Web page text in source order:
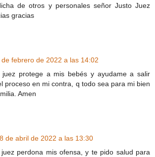
de otros y personales señor Justo Juez
gracias
de febrero de 2022 a las 14:02
juez protege a mis bebés y ayudame a salir
proceso en mi contra, q todo sea para mi bien
Amen
de abril de 2022 a las 13:30
juez perdona mis ofensa, y te pido salud para